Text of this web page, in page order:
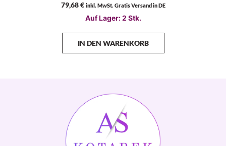
79,68€ inkl. MwSt. Gratis Versand in DE
Auf Lager: 2 Stk.
IN DEN WARENKORB